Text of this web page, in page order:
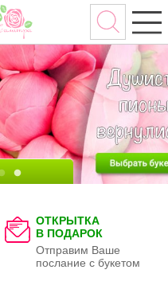
ОТКРЫТКА
В ПОДАРОК
Отправим Ваше
послание с букетом